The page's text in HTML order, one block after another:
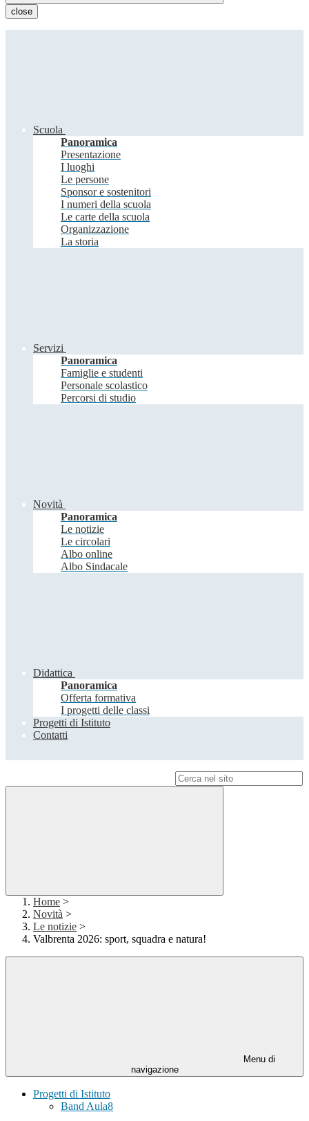
close
Scuola
Panoramica
Presentazione
I luoghi
Le persone
Sponsor e sostenitori
I numeri della scuola
Le carte della scuola
Organizzazione
La storia
Servizi
Panoramica
Famiglie e studenti
Personale scolastico
Percorsi di studio
Novità
Panoramica
Le notizie
Le circolari
Albo online
Albo Sindacale
Didattica
Panoramica
Offerta formativa
I progetti delle classi
Progetti di Istituto
Contatti
Home >
Novità >
Le notizie >
Valbrenta 2026: sport, squadra e natura!
Menu di
navigazione
Progetti di Istituto
Band Aula8